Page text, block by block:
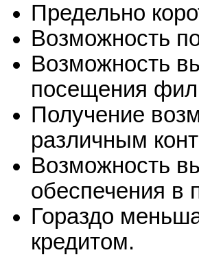
Предельно
Возможность
Возможность
посещения
Получение
различным
Возможность
обеспечения в
Гораздо
кредитом.